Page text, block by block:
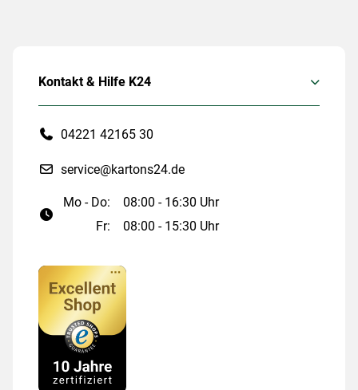
Kontakt & Hilfe K24
04221 42165 30
service@kartons24.de
Mo - Do:
08:00 - 16:30 Uhr
Fr:
08:00 - 15:30 Uhr